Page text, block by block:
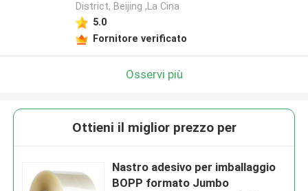
District, Beijing ,La Cina
5.0
Fornitore verificato
Osservi più
Ottieni il miglior prezzo per
Nastro adesivo per imballaggio
BOPP formato Jumbo